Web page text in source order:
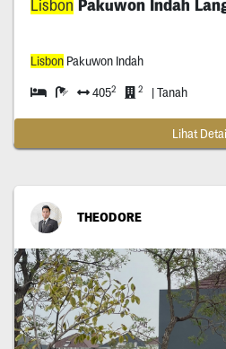
Lisbon Pakuwon Indah
LisbonPakuwon Indah
4052 2 | Tanah
Lihat
THEODORE